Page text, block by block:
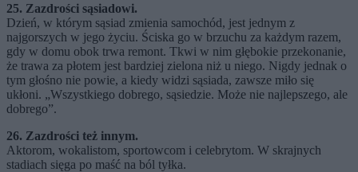
25. Zazdrości sąsiadowi.
Dzień, w którym sąsiad zmienia samochód, jest jednym z
najgorszych w jego życiu. Ściska go w brzuchu za każdym razem,
gdy w domu obok trwa remont. Tkwi w nim głębokie przekonanie,
że trawa za płotem jest bardziej zielona niż u niego. Nigdy jednak o
tym głośno nie powie, a kiedy widzi sąsiada, zawsze miło się
ukłoni. „Wszystkiego dobrego, sąsiedzie. Może nie najlepszego, ale
dobrego”.
26. Zazdrości też innym.
Aktorom, wokalistom, sportowcom i celebrytom. W skrajnych
stadiach sięga po maść na ból tyłka.